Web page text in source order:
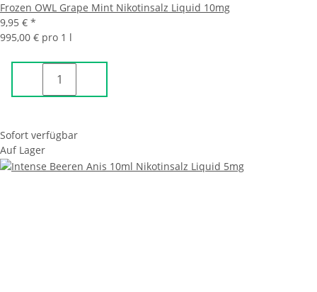
Frozen OWL Grape Mint Nikotinsalz Liquid 10mg
9,95 € *
995,00 € pro 1 l
Sofort verfügbar
Auf Lager